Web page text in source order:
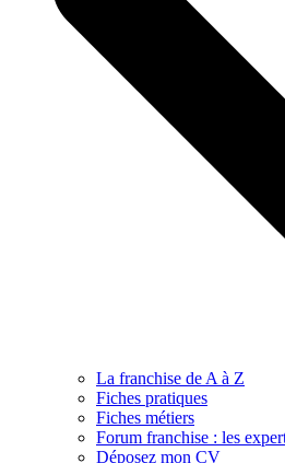
La franchise de A à Z
Fiches pratiques
Fiches métiers
Forum franchise : les
Déposez mon CV